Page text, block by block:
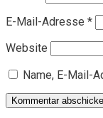
E-Mail-Adresse *
Website
Name, E-Mail-